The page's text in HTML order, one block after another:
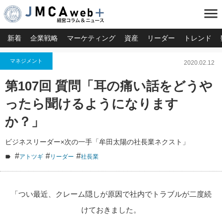
menu
新着 企業戦略 マーケティング 資産 リーダー トレンド
マネジメント 2020.02.12
第107回 質問「耳の痛い話をどうや
ったら聞けるようになります
か？」
ビジネスリーダー×次の一手「牟田太陽の社長業ネクスト」
#アトツギ #リーダー #社長業
「つい最近、クレーム隠しが原因で社内でトラブルが二度続
けておきました。